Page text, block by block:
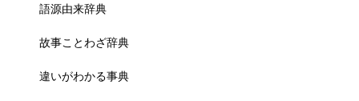
語源由来辞典
故事ことわざ辞典
違いがわかる事典